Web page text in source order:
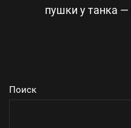
пушки у танка
Поиск